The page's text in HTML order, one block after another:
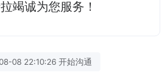
竭诚为您服务！
08 22:10:26 开始沟通